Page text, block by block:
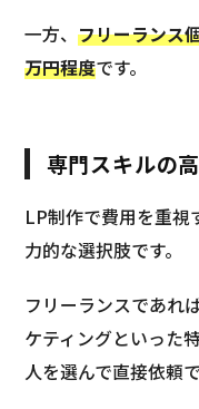
一方、フリーランス
万円程度です。
専門スキルの
LP制作で費用を重視
力的な選択肢です。
フリーランスであれ
ケティングといった
人を選んで直接依頼で